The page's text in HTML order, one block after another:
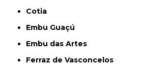
Cotia
Embu Guaçú
Embu das Artes
Ferraz de Vasconcelos